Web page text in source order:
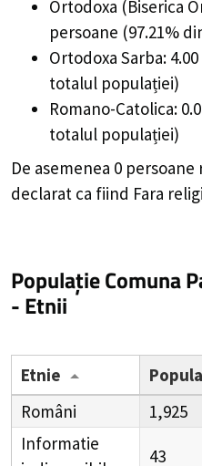
Ortodoxa (Biserica
persoane (97.21%
Ortodoxa Sarba:
totalul populației)
Romano-Catolica:
totalul populației)
De asemenea 0
declarat ca fiind Fara
Populație Comuna
- Etnii
Etnie
Români
1,925
Informatie
43